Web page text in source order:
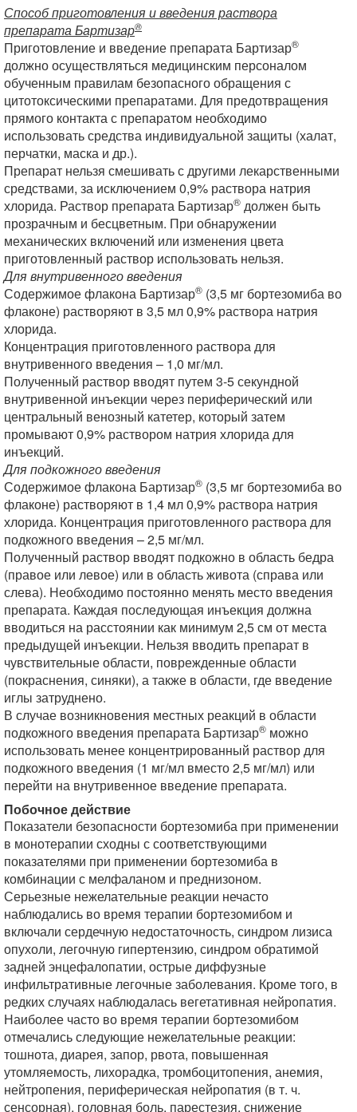
Способ приготовления и введения раствора
препарата Бартизар®
Приготовление и введение препарата Бартизар®
должно осуществляться медицинским персоналом
обученным правилам безопасного обращения с
цитотоксическими препаратами. Для предотвращения
прямого контакта с препаратом необходимо
использовать средства индивидуальной защиты (халат,
перчатки, маска и др.).
Препарат нельзя смешивать с другими лекарственными
средствами, за исключением 0,9% раствора натрия
хлорида. Раствор препарата Бартизар® должен быть
прозрачным и бесцветным. При обнаружении
механических включений или изменения цвета
приготовленный раствор использовать нельзя.
Для внутривенного введения
Содержимое флакона Бартизар® (3,5 мг бортезомиба во
флаконе) растворяют в 3,5 мл 0,9% раствора натрия
хлорида.
Концентрация приготовленного раствора для
внутривенного введения – 1,0 мг/мл.
Полученный раствор вводят путем 3-5 секундной
внутривенной инъекции через периферический или
центральный венозный катетер, который затем
промывают 0,9% раствором натрия хлорида для
инъекций.
Для подкожного введения
Содержимое флакона Бартизар® (3,5 мг бортезомиба во
флаконе) растворяют в 1,4 мл 0,9% раствора натрия
хлорида. Концентрация приготовленного раствора для
подкожного введения – 2,5 мг/мл.
Полученный раствор вводят подкожно в область бедра
(правое или левое) или в область живота (справа или
слева). Необходимо постоянно менять место введения
препарата. Каждая последующая инъекция должна
вводиться на расстоянии как минимум 2,5 см от места
предыдущей инъекции. Нельзя вводить препарат в
чувствительные области, поврежденные области
(покраснения, синяки), а также в области, где введение
иглы затруднено.
В случае возникновения местных реакций в области
подкожного введения препарата Бартизар® можно
использовать менее концентрированный раствор для
подкожного введения (1 мг/мл вместо 2,5 мг/мл) или
перейти на внутривенное введение препарата.
Побочное действие
Показатели безопасности бортезомиба при применении
в монотерапии сходны с соответствующими
показателями при применении бортезомиба в
комбинации с мелфаланом и преднизоном.
Серьезные нежелательные реакции нечасто
наблюдались во время терапии бортезомибом и
включали сердечную недостаточность, синдром лизиса
опухоли, легочную гипертензию, синдром обратимой
задней энцефалопатии, острые диффузные
инфильтративные легочные заболевания. Кроме того, в
редких случаях наблюдалась вегетативная нейропатия.
Наиболее часто во время терапии бортезомибом
отмечались следующие нежелательные реакции:
тошнота, диарея, запор, рвота, повышенная
утомляемость, лихорадка, тромбоцитопения, анемия,
нейтропения, периферическая нейропатия (в т. ч.
сенсорная), головная боль, парестезия, снижение